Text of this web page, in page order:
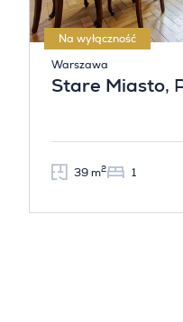
Na wyłączność
Warszawa
Stare Miasto,
39 m2 1